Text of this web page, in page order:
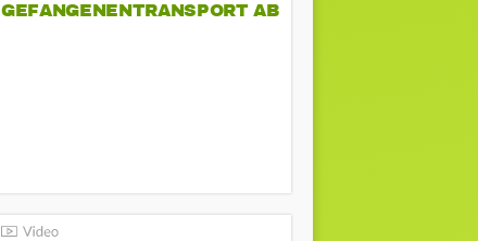
GEFANGENENTRANSPORT AB